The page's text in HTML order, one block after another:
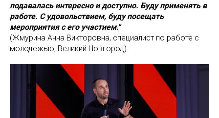
подавалась интересно и доступно. Буду применять в
работе. С удовольствием, буду посещать
мероприятия с его участием."
(Жмурина Анна Викторовна, специалист по работе с
молодежью, Великий Новгород)